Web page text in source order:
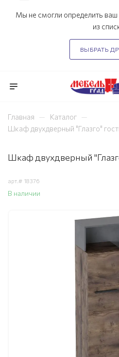
Мы не смогли определить ваш
из
ВЫБРАТЬ
Главная — Каталог —
Шкаф двухдверный "Глазго"
Шкаф двухдверный
арт.# 18376
В наличии